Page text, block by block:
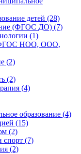
детей (28)
(ФГОС ДО) (7)
(1)
(ФГОС НОО, ООО,
(2)
(2)
(4)
образование (4)
(15)
(2)
спорт (7)
(2)